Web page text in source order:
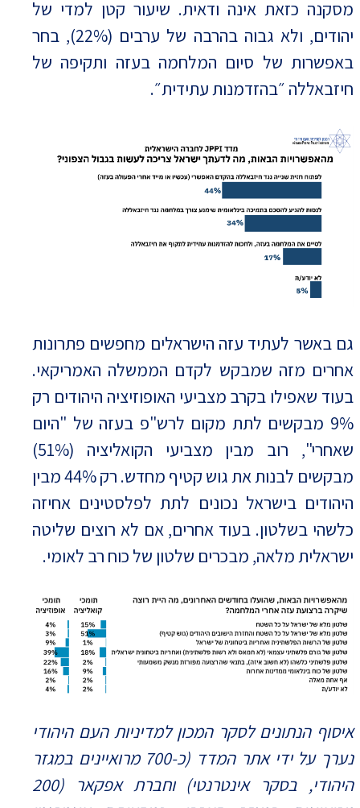
מסקנה כזאת אינה ודאית. שיעור קטן למדי של
יהודים, ולא גבוה בהרבה של ערבים (22%), בחר
באפשרות של סיום המלחמה בעזה ותקיפה של
חיזבאללה ״בהזדמנות עתידית״.
גם באשר לעתיד עזה הישראלים מחפשים פתרונות
אחרים מזה שמבקש לקדם הממשלה האמריקאי.
בעוד שאפילו בקרב מצביעי האופוזיציה היהודים רק
9% מבקשים לתת מקום לרש"פ בעזה של "היום
שאחרי", רוב מבין מצביעי הקואליציה (51%)
מבקשים לבנות את גוש קטיף מחדש. רק 44% מבין
היהודים בישראל נכונים לתת לפלסטינים אחיזה
כלשהי בשלטון. בעוד אחרים, אם לא רוצים שליטה
ישראלית מלאה, מבכרים שלטון של כוח רב לאומי.
איסוף הנתונים לסקר המכון למדיניות העם היהודי
נערך על ידי אתר המדד (כ-700 מרואיינים במגזר
היהודי, בסקר אינטרנטי) וחברת אפקאר (200